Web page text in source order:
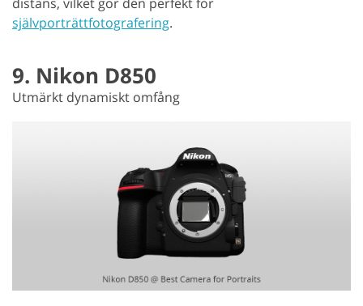
självporträttfotografering.
9. Nikon D850
Utmärkt dynamiskt omfång